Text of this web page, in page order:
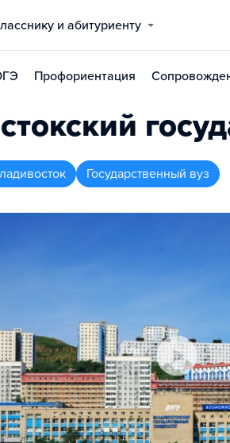
и абитуриенту
Профориентация
Государственный вуз